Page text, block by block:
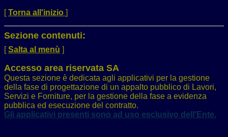
[Torna all'inizio ]
Sezione contenuti:
[Salta al menù ]
Accesso area riservata SA
Questa sezione è dedicata agli applicativi per la gestione
della fase di progettazione di un appalto pubblico di Lavori,
Servizi e Forniture, per la gestione della fase a evidenza
pubblica ed esecuzione del contratto.
Gli applicativi presenti sono ad uso esclusivo dell'Ente.